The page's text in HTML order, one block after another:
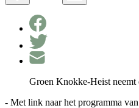
Groen Knokke-Heist
- Met link naar het programma